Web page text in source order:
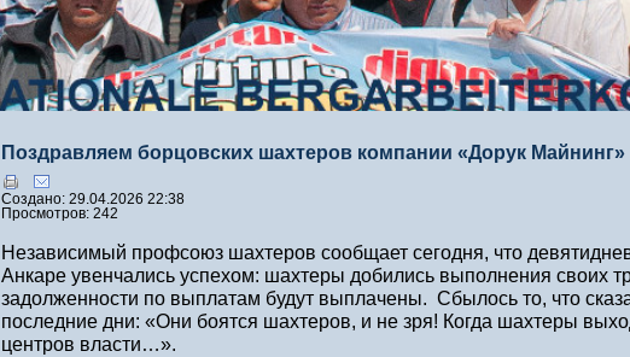
Поздравляем борцовских шахтеров компании «Дорук Майнинг»
Создано: 29.04.2026 22:38
Просмотров: 242
Независимый профсоюз шахтеров сообщает сегодня, что
Анкаре увенчались успехом: шахтеры добились выполнения своих
задолженности по выплатам будут выплачены. Сбылось то, что
последние дни: «Они боятся шахтеров, и не зря! Когда шахтеры
центров власти…».